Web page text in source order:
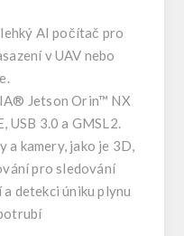
AI počítač pro
v UAV nebo
Jetson Orin™ NX
USB 3.0 a GMSL2.
a kamery, jako je 3D,
pro sledování
detekci úniku plynu